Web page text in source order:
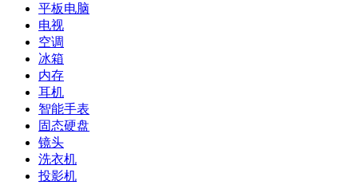
平板电脑
电视
空调
冰箱
内存
耳机
智能手表
固态硬盘
镜头
洗衣机
投影机